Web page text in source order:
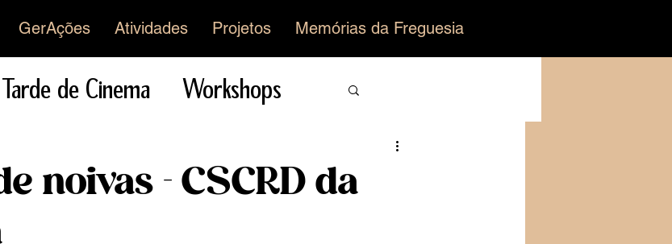
GerAções Atividades Projetos Memórias da Freguesia
Tarde de Cinema
Workshops
noivas - CSCRD da